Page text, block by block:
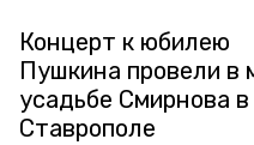
Концерт к юбилею
Пушкина провели в
усадьбе Смирнова в
Ставрополе